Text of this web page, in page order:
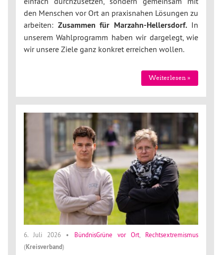
den Menschen vor Ort an praxisnahen Lösungen zu
arbeiten: Zusammen für Marzahn-Hellersdorf.In
unserem Wahlprogramm haben wir dargelegt, wie
wir unsere Ziele ganz konkret erreichen wollen.
Weiterlesen »
6. Juli 2026 • BündnisGrüne vor Ort, Rechtsextremismus
(Kreisverband)